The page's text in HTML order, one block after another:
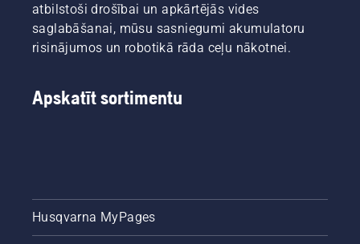
atbilstoši drošībai un apkārtējās vides
saglabāšanai, mūsu sasniegumi akumulatoru
risinājumos un robotikā rāda ceļu nākotnei.
Apskatīt sortimentu
Husqvarna MyPages